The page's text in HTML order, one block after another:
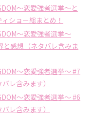
〜恋愛強者選挙〜と
ショー総まとめ！
〜恋愛強者選挙〜
感想（ネタバレ含みま
〜恋愛強者選挙〜 #7
レ含みます）
〜恋愛強者選挙〜 #6
レ含みます）